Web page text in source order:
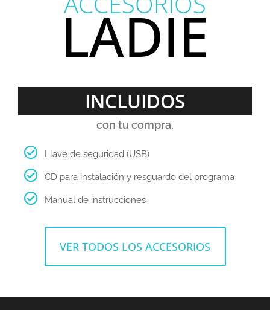
LADIE
INCLUIDOS
con tu compra.
Llave de seguridad (USB)
CD para instalación y resguardo del programa
Manual de instrucciones
VER TODOS LOS ACCESORIOS